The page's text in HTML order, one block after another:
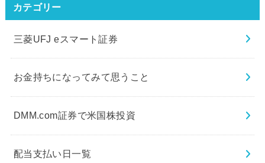
カテゴリー
三菱UFJ eスマート証券
お金持ちになってみて思うこと
DMM.com証券で米国株投資
配当支払い日一覧